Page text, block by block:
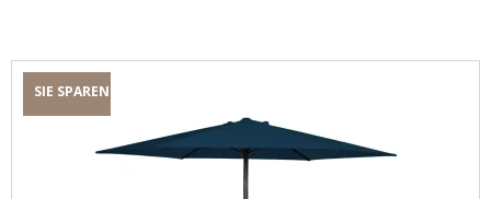
SIE SPAREN